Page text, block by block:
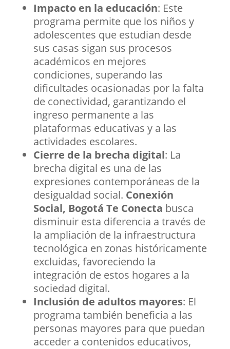
Impacto en la educación: Este
programa permite que los niños y
adolescentes que estudian desde
sus casas sigan sus procesos
académicos en mejores
condiciones, superando las
dificultades ocasionadas por la falta
de conectividad, garantizando el
ingreso permanente a las
plataformas educativas y a las
actividades escolares.
Cierre de la brecha digital: La
brecha digital es una de las
expresiones contemporáneas de la
desigualdad social. Conexión
Social, Bogotá Te Conecta busca
disminuir esta diferencia a través de
la ampliación de la infraestructura
tecnológica en zonas históricamente
excluidas, favoreciendo la
integración de estos hogares a la
sociedad digital.
Inclusión de adultos mayores: El
programa también beneficia a las
personas mayores para que puedan
acceder a contenidos educativos,